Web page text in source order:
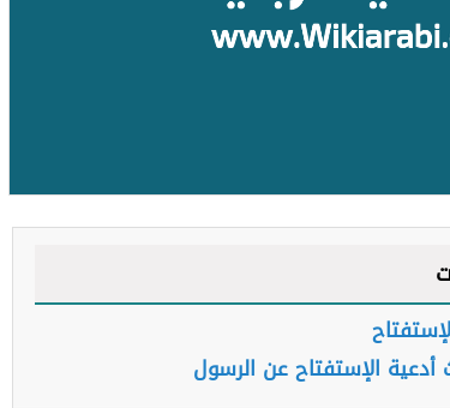
أدعية الإستفتاح عن الرسول